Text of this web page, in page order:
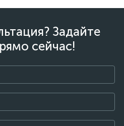
Задайте
сейчас!